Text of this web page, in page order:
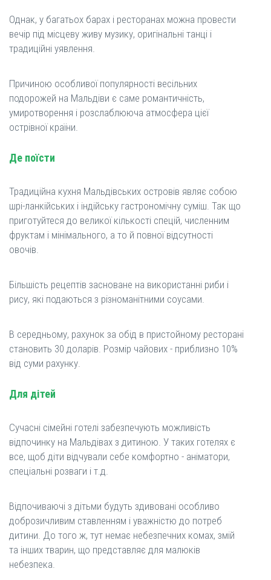
Однак, у багатьох барах і ресторанах можна провести
вечір під місцеву живу музику, оригінальні танці і
традиційні уявлення.
Причиною особливої ​​популярності весільних
подорожей на Мальдіви є саме романтичність,
умиротворення і розслаблююча атмосфера цієї
острівної країни.
Де поїсти
Традиційна кухня Мальдівських островів являє собою
шрі-ланкійських і індійську гастрономічну суміш. Так що
приготуйтеся до великої кількості спецій, численним
фруктам і мінімального, а то й повної відсутності
овочів.
Більшість рецептів засноване на використанні риби і
рису, які подаються з різноманітними соусами.
В середньому, рахунок за обід в пристойному ресторані
становить 30 доларів. Розмір чайових - приблизно 10%
від суми рахунку.
Для дітей
Сучасні сімейні готелі забезпечують можливість
відпочинку на Мальдівах з дитиною. У таких готелях є
все, щоб діти відчували себе комфортно - аніматори,
спеціальні розваги і т.д.
Відпочиваючі з дітьми будуть здивовані особливо
доброзичливим ставленням і уважністю до потреб
дитини. До того ж, тут немає небезпечних комах, змій
та інших тварин, що представляє для малюків
небезпека.